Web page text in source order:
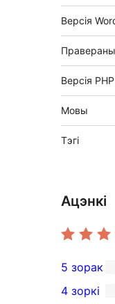
Версія
Правераны
Версія PHP
Мовы
Тэгі
Ацэнкі
6
5-
5 зорак
4 зоркі